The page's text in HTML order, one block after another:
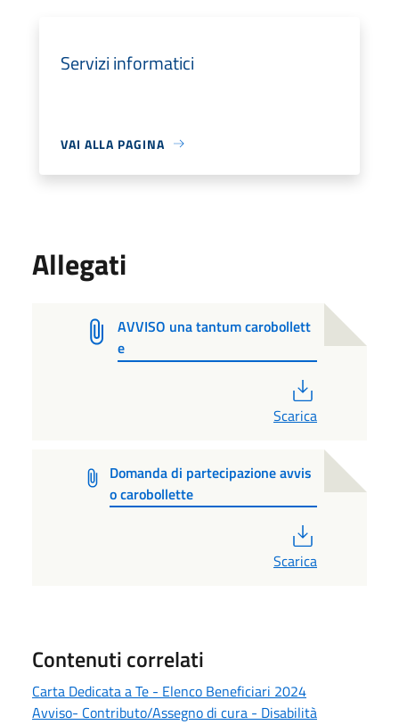
Servizi informatici
VAI ALLA PAGINA
Allegati
AVVISO una tantum carobollett
e
Scarica
Domanda di partecipazione avvis
o carobollette
Scarica
Contenuti correlati
Carta Dedicata a Te - Elenco Beneficiari 2024
Avviso- Contributo/Assegno di cura - Disabilità